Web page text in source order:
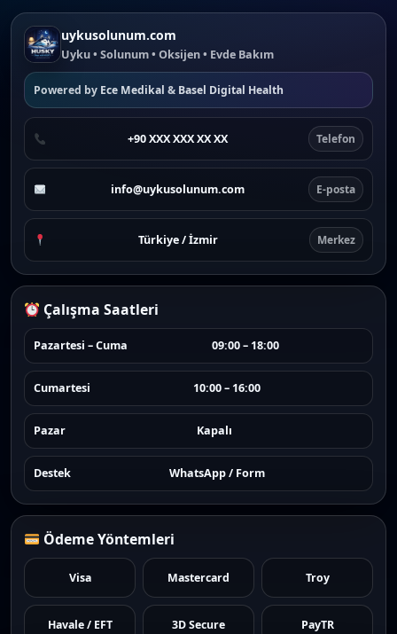
uykusolunum.com
Uyku • Solunum • Oksijen • Evde Bakım
Powered by Ece Medikal & Basel Digital Health
+90 XXX XXX XX XX Telefon
info@uykusolunum.com E-posta
Türkiye / İzmir Merkez
Çalışma Saatleri
Pazartesi – Cuma 09:00 – 18:00
Cumartesi 10:00 – 16:00
Pazar Kapalı
Destek WhatsApp / Form
Ödeme Yöntemleri
Visa Mastercard Troy
Havale / EFT 3D Secure PayTR